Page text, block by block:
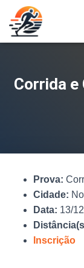
Corrida e
Prova:
Cidade:
Data: 13/
Inscrição